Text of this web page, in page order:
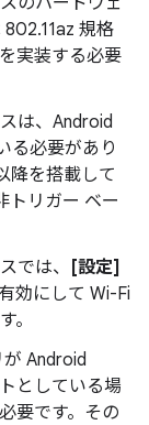
規格
実装する必要
は、Android
る必要があり
降を搭載して
トリガー ベー
では、
[設定]
効にして Wi-Fi
。
Android
としている場
要です。その